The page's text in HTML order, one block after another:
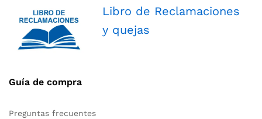
Libro de Reclamaciones
y quejas
Guía de compra
Preguntas frecuentes